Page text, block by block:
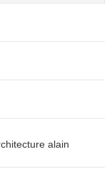
alain